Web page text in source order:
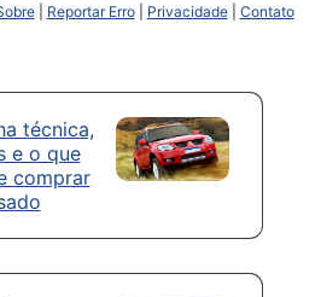
| Reportar Erro| Privacidade| Contato
técnica,
e o que
comprar